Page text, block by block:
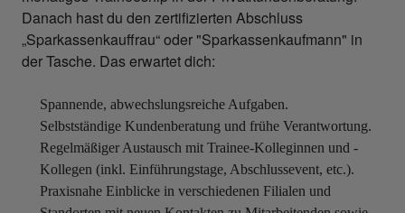
Danach hast du den zertifizierten Abschluss
„Sparkassenkauffrau“ oder "Sparkassenkaufmann" in
der Tasche. Das erwartet dich:
Spannende, abwechslungsreiche Aufgaben.
Selbstständige Kundenberatung und frühe Verantwortung.
Regelmäßiger Austausch mit Trainee-Kolleginnen und -
Kollegen (inkl. Einführungstage, Abschlussevent, etc.).
Praxisnahe Einblicke in verschiedenen Filialen und